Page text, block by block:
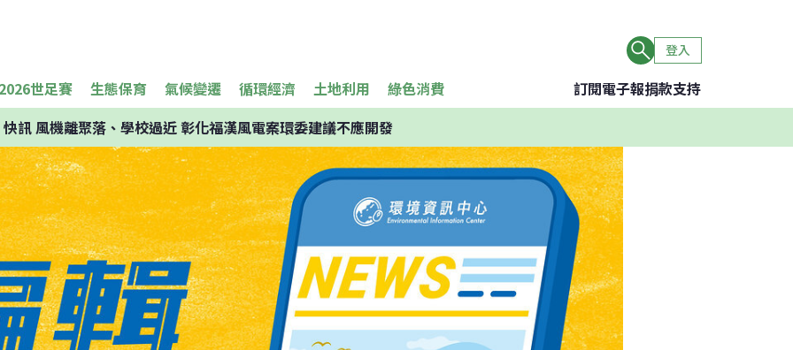
登入
世足賽 生態保育 氣候變遷 循環經濟 土地利用 綠色消費 訂閱電子報捐款支持
快訊風機離聚落、學校過近 彰化福漢風電案環委建議不應開發